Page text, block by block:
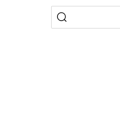
Pflege HF oder
Freiwilliges Kindergarten